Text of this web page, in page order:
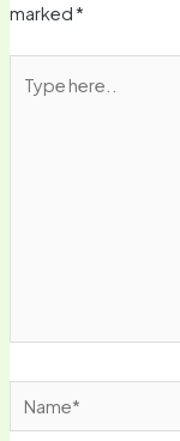
marked*
here..
Name*